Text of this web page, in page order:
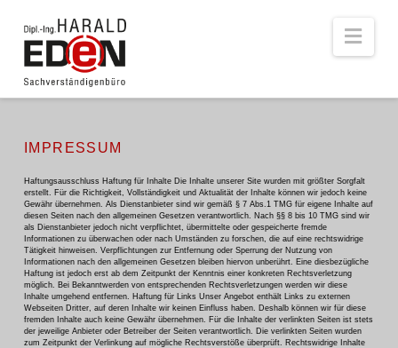
IMPRESSUM
Haftungsausschluss Haftung für Inhalte Die Inhalte unserer Site wurden mit größter Sorgfalt
erstellt. Für die Richtigkeit, Vollständigkeit und Aktualität der Inhalte können wir jedoch keine
Gewähr übernehmen. Als Dienstanbieter sind wir gemäß § 7 Abs.1 TMG für eigene Inhalte auf
diesen Seiten nach den allgemeinen Gesetzen verantwortlich. Nach §§ 8 bis 10 TMG sind wir
als Dienstanbieter jedoch nicht verpflichtet, übermittelte oder gespeicherte fremde
Informationen zu überwachen oder nach Umständen zu forschen, die auf eine rechtswidrige
Tätigkeit hinweisen. Verpflichtungen zur Entfernung oder Sperrung der Nutzung von
Informationen nach den allgemeinen Gesetzen bleiben hiervon unberührt. Eine diesbezügliche
Haftung ist jedoch erst ab dem Zeitpunkt der Kenntnis einer konkreten Rechtsverletzung
möglich. Bei Bekanntwerden von entsprechenden Rechtsverletzungen werden wir diese
Inhalte umgehend entfernen. Haftung für Links Unser Angebot enthält Links zu externen
Webseiten Dritter, auf deren Inhalte wir keinen Einfluss haben. Deshalb können wir für diese
fremden Inhalte auch keine Gewähr übernehmen. Für die Inhalte der verlinkten Seiten ist stets
der jeweilige Anbieter oder Betreiber der Seiten verantwortlich. Die verlinkten Seiten wurden
zum Zeitpunkt der Verlinkung auf mögliche Rechtsverstöße überprüft. Rechtswidrige Inhalte